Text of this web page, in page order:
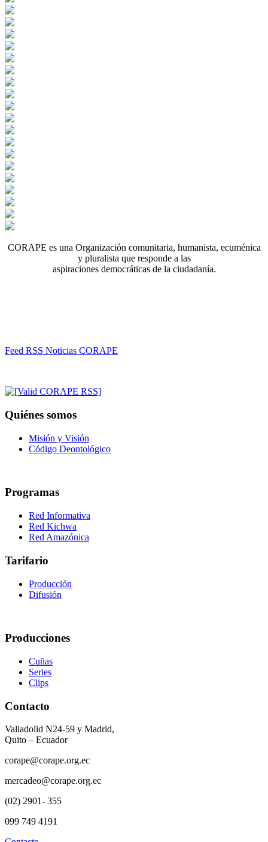
CORAPE es una Organización comunitaria, humanista, ecuménica
y pluralista que responde a las
aspiraciones democráticas de la ciudadanía.
Feed RSS Noticias CORAPE
Quiénes somos
Misión y Visión
Código Deontológico
Programas
Red Informativa
Red Kichwa
Red Amazónica
Tarifario
Producción
Difusión
Producciones
Cuñas
Series
Clips
Contacto
Valladolid N24-59 y Madrid,
Quito – Ecuador
corape@corape.org.ec
mercadeo@corape.org.ec
(02) 2901- 355
099 749 4191